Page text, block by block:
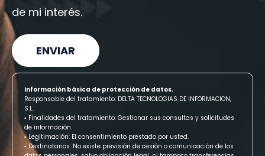
de mi interés.
ENVIAR
Información básica de protección de datos.
Responsable del tratamiento: DELTA TECNOLOGIAS DE INFORMACION,
S.L.
▪ Finalidades del tratamiento: Gestionar sus consultas y solicitudes
de información.
▪ Legitimación: El consentimiento prestado por usted.
▪ Destinatarios: No existe previsión de cesión o comunicación de los